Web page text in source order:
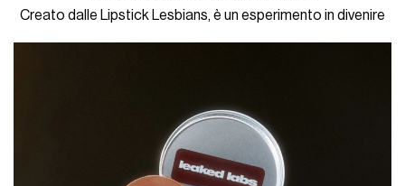
Creato dalle Lipstick Lesbians, è un esperimento in divenire